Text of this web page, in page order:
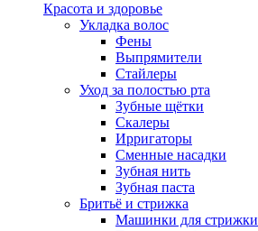
Красота и здоровье
Укладка волос
Фены
Выпрямители
Стайлеры
Уход за полостью рта
Зубные щётки
Скалеры
Ирригаторы
Сменные насадки
Зубная нить
Зубная паста
Бритьё и стрижка
Машинки для стрижки